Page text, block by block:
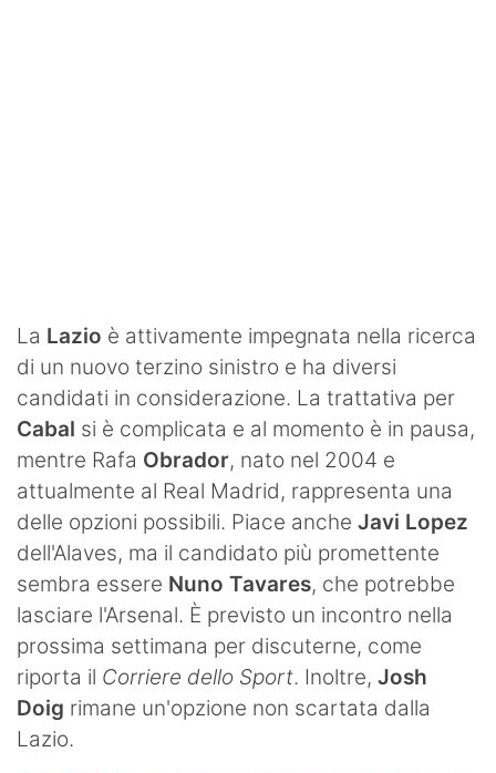
La Lazio è attivamente impegnata nella ricerca
di un nuovo terzino sinistro e ha diversi
candidati in considerazione. La trattativa per
Cabal si è complicata e al momento è in pausa,
mentre Rafa Obrador, nato nel 2004 e
attualmente al Real Madrid, rappresenta una
delle opzioni possibili. Piace anche Javi Lopez
dell'Alaves, ma il candidato più promettente
sembra essere Nuno Tavares, che potrebbe
lasciare l'Arsenal. È previsto un incontro nella
prossima settimana per discuterne, come
riporta il Corriere dello Sport. Inoltre, Josh
Doig rimane un'opzione non scartata dalla
Lazio.